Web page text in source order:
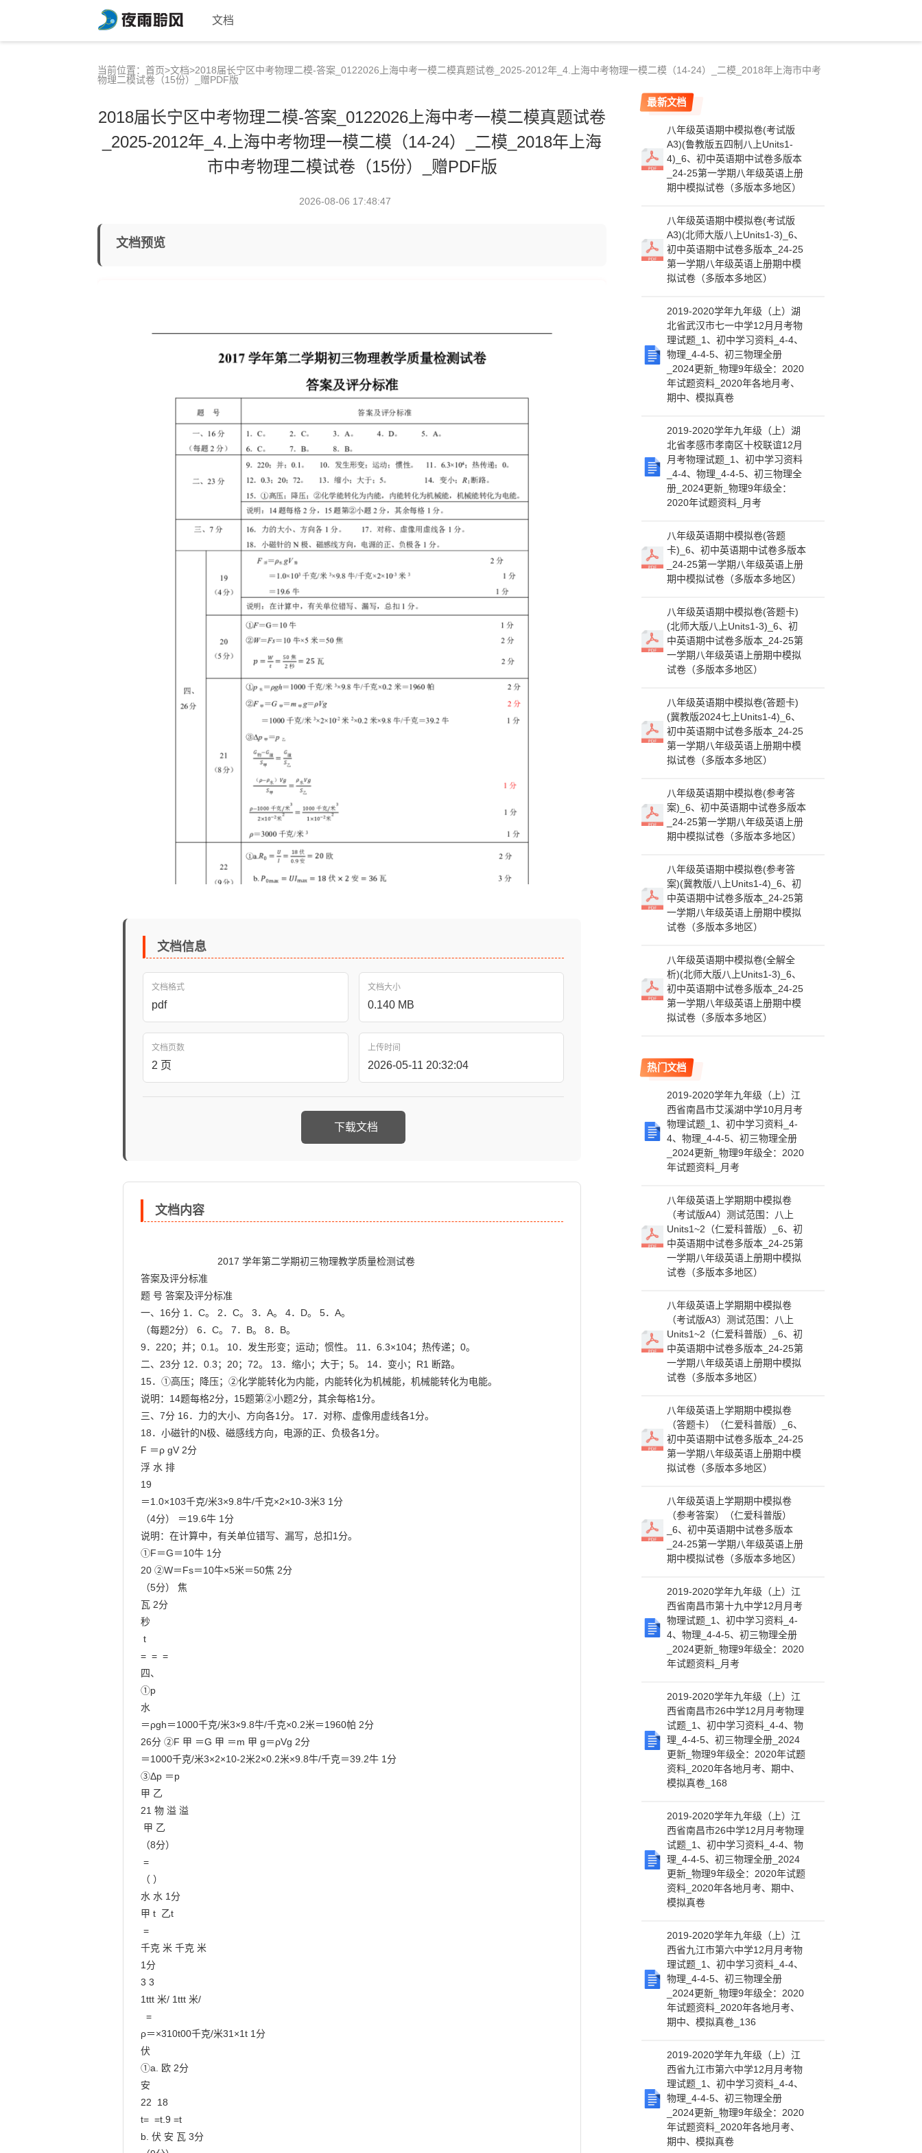
文档
当前位置： 首页>文档>2018届长宁区中考物理二模-答案_0122026上海中考一模二模真题试卷_2025-2012年_4.上海中考物理一模二模（14-24）_二模_2018年上海市中考
物理二模试卷（15份）_赠PDF版
2018届长宁区中考物理二模-答案_0122026上海中考一模二模真题试卷
_2025-2012年_4.上海中考物理一模二模（14-24）_二模_2018年上海
市中考物理二模试卷（15份）_赠PDF版
2026-08-06 17:48:47
文档预览
文档信息
文档格式
pdf
文档大小
0.140 MB
文档页数
2 页
上传时间
2026-05-11 20:32:04
下载文档
文档内容
答案及评分标准
题 号 答案及评分标准
一、16分 1．C。 2．C。 3．A。 4．D。 5．A。
（每题2分） 6．C。 7．B。 8．B。
9．220；并；0.1。 10．发生形变；运动；惯性。 11．6.3×104；热传递；0。
二、23分 12．0.3；20；72。 13．缩小；大于；5。 14．变小；R1 断路。
15．①高压；降压；②化学能转化为内能，内能转化为机械能，机械能转化为电能。
说明：14题每格2分，15题第②小题2分，其余每格1分。
三、7分 16．力的大小、方向各1分。 17．对称、虚像用虚线各1分。
18．小磁针的N极、磁感线方向，电源的正、负极各1分。
F ＝ρ gV 2分
浮 水 排
19
＝1.0×103千克/米3×9.8牛/千克×2×10-3米3 1分
（4分） ＝19.6牛 1分
说明：在计算中，有关单位错写、漏写，总扣1分。
①F＝G＝10牛 1分
20 ②W＝Fs＝10牛×5米＝50焦 2分
（5分） 焦
瓦 2分
秒
t
=  =  =
四、
①p
水
＝ρgh＝1000千克/米3×9.8牛/千克×0.2米＝1960帕 2分
26分 ②F 甲 ＝G 甲 ＝m 甲 g＝ρVg 2分
＝1000千克/米3×2×10-2米2×0.2米×9.8牛/千克＝39.2牛 1分
③Δp ＝p
甲 乙
21 物 溢 溢
（8分）
=
（ ）
水 水 1分
甲 t  乙t
=
千克 米 千克 米
1分
3 3
1ttt 米/ 1ttt 米/
  =
ρ＝×310t00千克/米31×1t 1分
伏
①a. 欧 2分
安
22  18
t=  =t.9 =t
b. 伏 安 瓦 3分
最新文档
八年级英语期中模拟卷(考试版
A3)(鲁教版五四制八上Units1-
4)_6、初中英语期中试卷多版本
_24-25第一学期八年级英语上册
期中模拟试卷（多版本多地区）
八年级英语期中模拟卷(考试版
A3)(北师大版八上Units1-3)_6、
初中英语期中试卷多版本_24-25
第一学期八年级英语上册期中模
拟试卷（多版本多地区）
2019-2020学年九年级（上）湖
北省武汉市七一中学12月月考物
理试题_1、初中学习资料_4-4、
物理_4-4-5、初三物理全册
_2024更新_物理9年级全：2020
年试题资料_2020年各地月考、
期中、模拟真卷
2019-2020学年九年级（上）湖
北省孝感市孝南区十校联谊12月
月考物理试题_1、初中学习资料
_4-4、物理_4-4-5、初三物理全
册_2024更新_物理9年级全：
2020年试题资料_月考
八年级英语期中模拟卷(答题
卡)_6、初中英语期中试卷多版本
_24-25第一学期八年级英语上册
期中模拟试卷（多版本多地区）
八年级英语期中模拟卷(答题卡)
(北师大版八上Units1-3)_6、初
中英语期中试卷多版本_24-25第
一学期八年级英语上册期中模拟
试卷（多版本多地区）
八年级英语期中模拟卷(答题卡)
(冀教版2024七上Units1-4)_6、
初中英语期中试卷多版本_24-25
第一学期八年级英语上册期中模
拟试卷（多版本多地区）
八年级英语期中模拟卷(参考答
案)_6、初中英语期中试卷多版本
_24-25第一学期八年级英语上册
期中模拟试卷（多版本多地区）
八年级英语期中模拟卷(参考答
案)(冀教版八上Units1-4)_6、初
中英语期中试卷多版本_24-25第
一学期八年级英语上册期中模拟
试卷（多版本多地区）
八年级英语期中模拟卷(全解全
析)(北师大版八上Units1-3)_6、
初中英语期中试卷多版本_24-25
第一学期八年级英语上册期中模
拟试卷（多版本多地区）
热门文档
2019-2020学年九年级（上）江
西省南昌市艾溪湖中学10月月考
物理试题_1、初中学习资料_4-
4、物理_4-4-5、初三物理全册
_2024更新_物理9年级全：2020
年试题资料_月考
八年级英语上学期期中模拟卷
（考试版A4）测试范围：八上
Units1~2（仁爱科普版）_6、初
中英语期中试卷多版本_24-25第
一学期八年级英语上册期中模拟
试卷（多版本多地区）
八年级英语上学期期中模拟卷
（考试版A3）测试范围：八上
Units1~2（仁爱科普版）_6、初
中英语期中试卷多版本_24-25第
一学期八年级英语上册期中模拟
试卷（多版本多地区）
八年级英语上学期期中模拟卷
（答题卡）（仁爱科普版）_6、
初中英语期中试卷多版本_24-25
第一学期八年级英语上册期中模
拟试卷（多版本多地区）
八年级英语上学期期中模拟卷
（参考答案）（仁爱科普版）
_6、初中英语期中试卷多版本
_24-25第一学期八年级英语上册
期中模拟试卷（多版本多地区）
2019-2020学年九年级（上）江
西省南昌市第十九中学12月月考
物理试题_1、初中学习资料_4-
4、物理_4-4-5、初三物理全册
_2024更新_物理9年级全：2020
年试题资料_月考
2019-2020学年九年级（上）江
西省南昌市26中学12月月考物理
试题_1、初中学习资料_4-4、物
理_4-4-5、初三物理全册_2024
更新_物理9年级全：2020年试题
资料_2020年各地月考、期中、
模拟真卷_168
2019-2020学年九年级（上）江
西省南昌市26中学12月月考物理
试题_1、初中学习资料_4-4、物
理_4-4-5、初三物理全册_2024
更新_物理9年级全：2020年试题
资料_2020年各地月考、期中、
模拟真卷
2019-2020学年九年级（上）江
西省九江市第六中学12月月考物
理试题_1、初中学习资料_4-4、
物理_4-4-5、初三物理全册
_2024更新_物理9年级全：2020
年试题资料_2020年各地月考、
期中、模拟真卷_136
2019-2020学年九年级（上）江
西省九江市第六中学12月月考物
理试题_1、初中学习资料_4-4、
物理_4-4-5、初三物理全册
_2024更新_物理9年级全：2020
年试题资料_2020年各地月考、
期中、模拟真卷